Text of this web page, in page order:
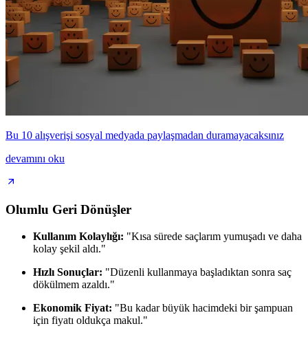
Bu 10 alışverişi sosyal medyada paylaşmadan duramayacaksınız
devamını oku
Olumlu Geri Dönüşler
Kullanım Kolaylığı: "Kısa sürede saçlarım yumuşadı ve daha
kolay şekil aldı."
Hızlı Sonuçlar: "Düzenli kullanmaya başladıktan sonra saç
dökülmem azaldı."
Ekonomik Fiyat: "Bu kadar büyük hacimdeki bir şampuan
için fiyatı oldukça makul."